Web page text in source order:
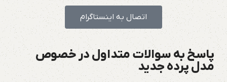
اتصال به اینستاگرام
پاسخ به سوالات متداول در خصوص
مدل پرده جدید